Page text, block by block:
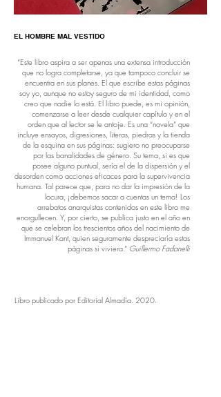
EL HOMBRE MAL VESTIDO
“Este libro aspira a ser apenas una extensa introducción
que no logra completarse, ya que tampoco concluir se
encuentra en sus planes. El que escribe estas páginas
soy yo, aunque no estoy seguro de mi identidad, como
creo que nadie lo está. El libro puede, es mi opinión,
comenzarse a leer desde cualquier capítulo y en el
orden que al lector se le antoje. Es una “novela” que
incluye ensayos, digresiones, literas, piedras y la tienda
de la esquina en sus páginas: sugiero no preocuparse
por las banalidades de género. Su tema, si es que
posee alguno puntual, sería el de la dispersión y el
desorden como acciones eficaces para la supervivencia
humana. Tal parece que, para no dar la impresión de la
locura, ¡debemos sacar a cuentas un tema! Los
arrebatos anarquistas contenidos en este libro me
enorgullecen. Y, por cierto, se publica justo en el año en
que se celebran los trescientos años del nacimiento de
Immanuel Kant, quien seguramente despreciaría estas
páginas si viviera.” Guillermo Fadanelli
Libro publicado por Editorial Almadía. 2020.